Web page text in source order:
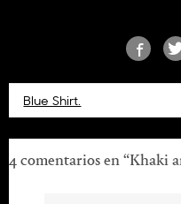
Navegación
entradas
Blue Shirt.
4 comentarios en “Khaki